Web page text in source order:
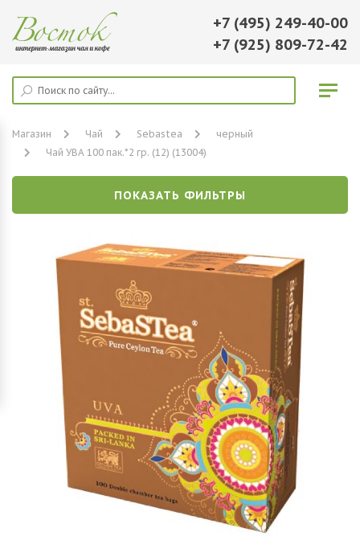
+7 (495) 249-40-00
+7 (925) 809-72-42
Магазин Чай Sebastea
черный
Чай УВА 100 пак.*2 гр. (12) (13004)
ПОКАЗАТЬ ФИЛЬТРЫ